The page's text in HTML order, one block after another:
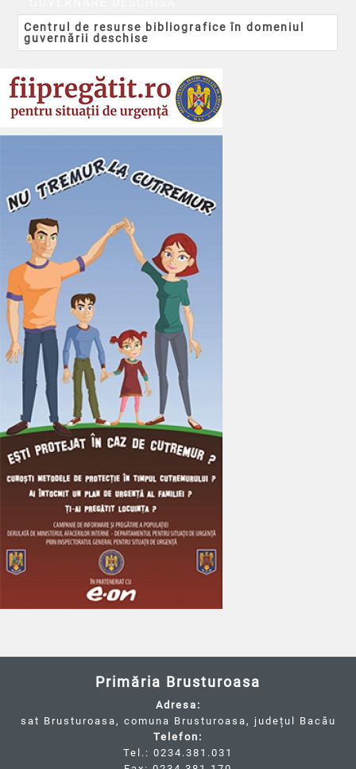
Centrul de resurse bibliografice în domeniul
guvernării deschise
Primăria Brusturoasa
Adresa:
sat Brusturoasa, comuna Brusturoasa, județul Bacău
Telefon:
Tel.: 0234.381.031